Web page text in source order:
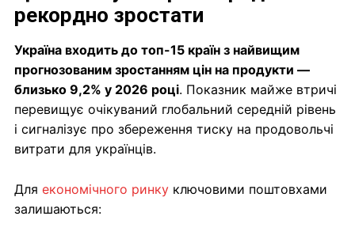
рекордно зростати
Україна входить до топ-15 країн з найвищим
прогнозованим зростанням цін на продукти —
близько 9,2% у 2026 році. Показник майже втричі
перевищує очікуваний глобальний середній рівень
і сигналізує про збереження тиску на продовольчі
витрати для українців.
Для економічного ринку ключовими поштовхами
залишаються: